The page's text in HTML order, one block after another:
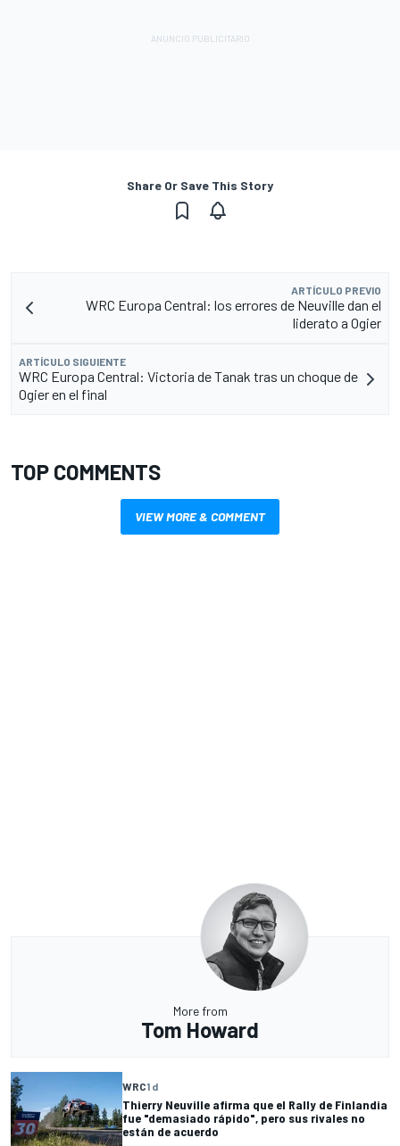
Share Or Save This Story
ARTÍCULO PREVIO
WRC Europa Central: los errores de Neuville dan el
liderato a Ogier
ARTÍCULO SIGUIENTE
WRC Europa Central: Victoria de Tanak tras un choque de
Ogier en el final
TOP COMMENTS
VIEW MORE & COMMENT
More from
Tom Howard
WRC1 d
Thierry Neuville afirma que el Rally de Finlandia
fue "demasiado rápido", pero sus rivales no
están de acuerdo